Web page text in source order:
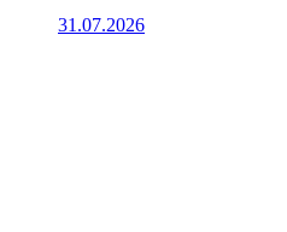
31.07.2026